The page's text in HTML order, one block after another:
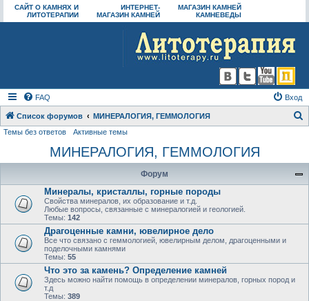
САЙТ О КАМНЯХ И
ЛИТОТЕРАПИИ
ИНТЕРНЕТ-
МАГАЗИН КАМНЕЙ
МАГАЗИН КАМНЕЙ
КАМНЕВЕДЫ
FAQ Вход
Список форумов МИНЕРАЛОГИЯ, ГЕММОЛОГИЯ
с
Темы без ответов Активные темы
МИНЕРАЛОГИЯ, ГЕММОЛОГИЯ
Форум
Минералы, кристаллы, горные породы
Свойства минералов, их образование и т.д.
Любые вопросы, связанные с минералогией и геологией.
Темы: 142
Драгоценные камни, ювелирное дело
Все что связано с геммологией, ювелирным делом, драгоценными и
поделочными камнями
Темы: 55
Что это за камень? Определение камней
Здесь можно найти помощь в определении минералов, горных пород и
т.д
Темы: 389